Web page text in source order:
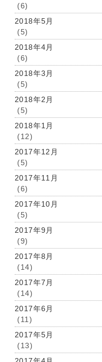
(6)
2018年5月
(5)
2018年4月
(6)
2018年3月
(5)
2018年2月
(5)
2018年1月
(12)
2017年12月
(5)
2017年11月
(6)
2017年10月
(5)
2017年9月
(9)
2017年8月
(14)
2017年7月
(14)
2017年6月
(11)
2017年5月
(13)